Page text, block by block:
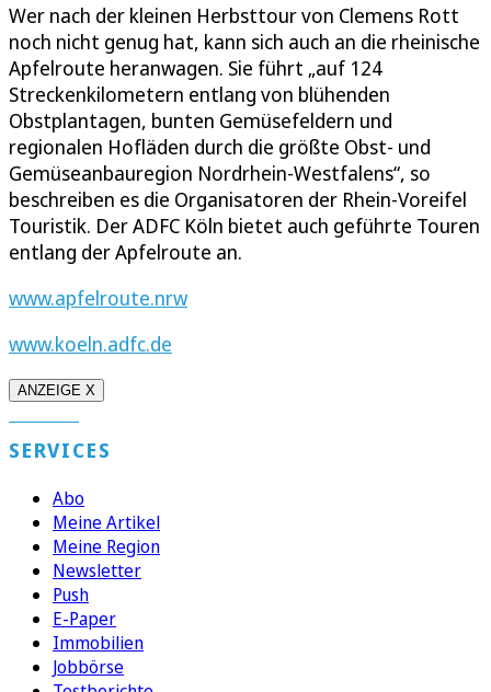
Wer nach der kleinen Herbsttour von Clemens Rott
noch nicht genug hat, kann sich auch an die rheinische
Apfelroute heranwagen. Sie führt „auf 124
Streckenkilometern entlang von blühenden
Obstplantagen, bunten Gemüsefeldern und
regionalen Hofläden durch die größte Obst- und
Gemüseanbauregion Nordrhein-Westfalens“, so
beschreiben es die Organisatoren der Rhein-Voreifel
Touristik. Der ADFC Köln bietet auch geführte Touren
entlang der Apfelroute an.
www.apfelroute.nrw
www.koeln.adfc.de
ANZEIGE X
SERVICES
Abo
Meine Artikel
Meine Region
Newsletter
Push
E-Paper
Immobilien
Jobbörse